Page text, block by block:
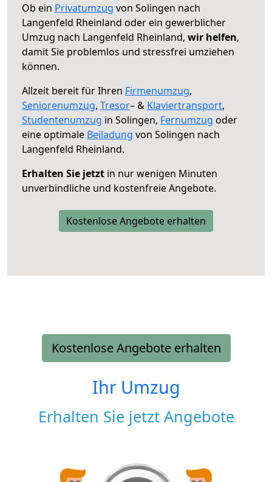
Ob ein Privatumzug von Solingen nach
Langenfeld Rheinland oder ein gewerblicher
Umzug nach Langenfeld Rheinland, wir helfen,
damit Sie problemlos und stressfrei umziehen
können.
Allzeit bereit für Ihren Firmenumzug,
Seniorenumzug, Tresor– & Klaviertransport,
Studentenumzug in Solingen, Fernumzug oder
eine optimale Beiladung von Solingen nach
Langenfeld Rheinland.
Erhalten Sie jetzt in nur wenigen Minuten
unverbindliche und kostenfreie Angebote.
Kostenlose Angebote erhalten
Kostenlose Angebote erhalten
Ihr Umzug
Erhalten Sie jetzt Angebote